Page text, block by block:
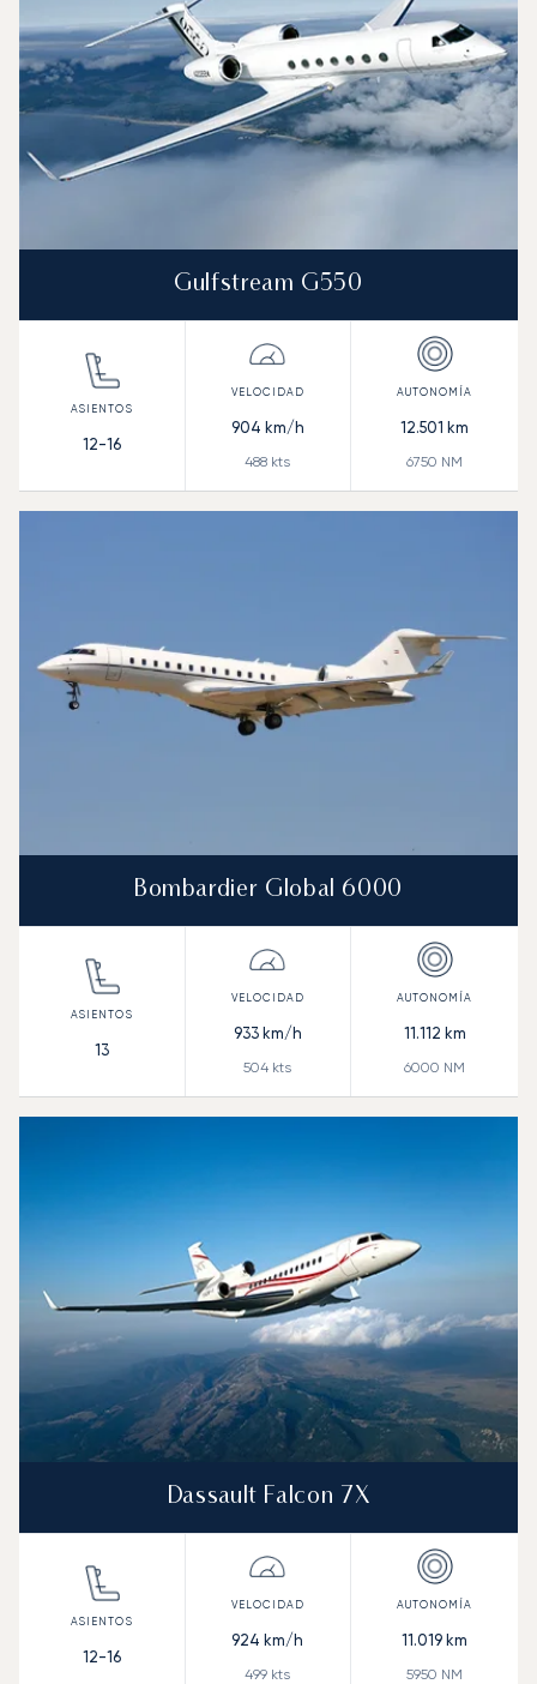
Gulfstream G550
12-16
904 km/h
488 kts
12.501 km
6750 NM
Bombardier Global 6000
13
933km/h
504 kts
11.112 km
6000 NM
Dassault Falcon 7X
12-16
924 km/h
499 kts
11.019 km
5950 NM